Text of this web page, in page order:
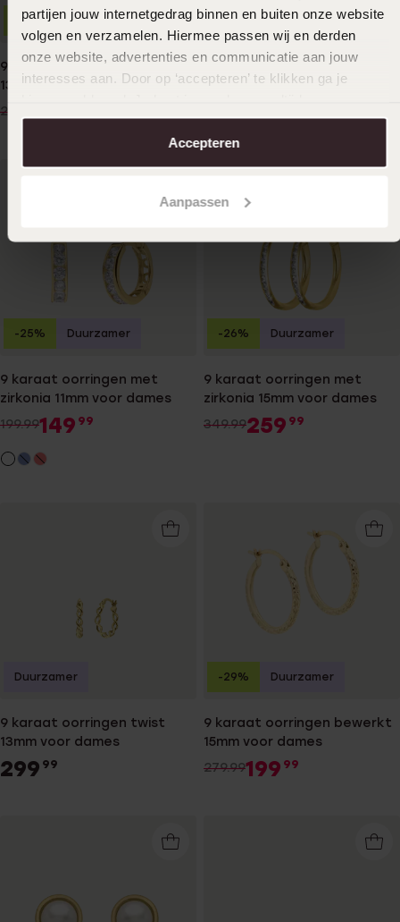
partijen jouw internetgedrag binnen en buiten onze website
volgen en verzamelen. Hiermee passen wij en derden
onze website, advertenties en communicatie aan jouw
interesses aan. Door op ‘accepteren’ te klikken ga je
aanpassen. Lees er meer over in onscookiebeleid.
Accepteren
Aanpassen
9 karaat oorringen bewerkt
13mm voor dames
229.99 159
-30% Duurzamer
9 karaat oorringen met
hanger kruis voor dames
119
Duurzamer
9 karaat oorringen met
zirkonia 11mm voor dames
199.99149 99
-25% Duurzamer
9 karaat oorringen met
zirkonia 15mm voor dames
349.99259 99
-26% Duurzamer
9 karaat oorringen twist
13mm voor dames
299 99
Duurzamer
9 karaat oorringen bewerkt
15mm voor dames
279.99199 99
-29% Duurzamer